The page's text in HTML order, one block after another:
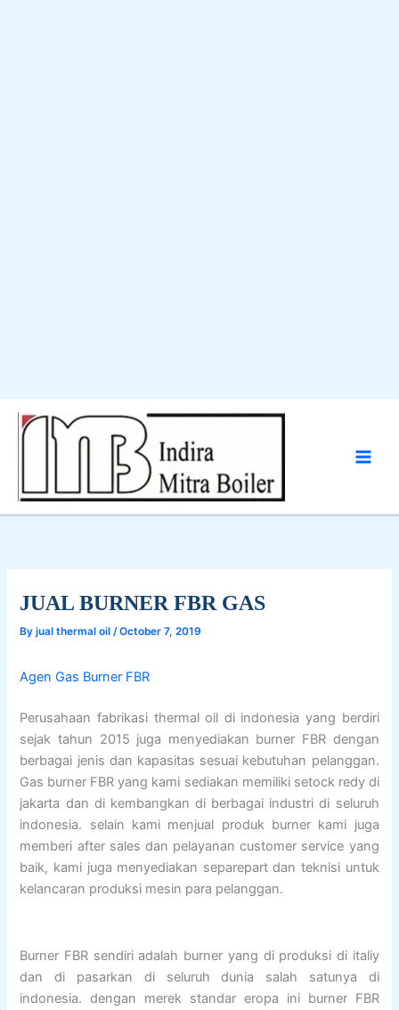
Skip
JUAL BURNER FBR GAS
Byjual thermal oil/October 7, 2019
Agen Gas Burner FBR
Perusahaan fabrikasi thermal oil di indonesia yang berdiri
sejak tahun 2015 juga menyediakan burner FBR dengan
berbagai jenis dan kapasitas sesuai kebutuhan pelanggan.
Gas burner FBR yang kami sediakan memiliki setock redy di
jakarta dan di kembangkan di berbagai industri di seluruh
indonesia. selain kami menjual produk burner kami juga
memberi after sales dan pelayanan customer service yang
baik, kami juga menyediakan separepart dan teknisi untuk
kelancaran produksi mesin para pelanggan.
Burner FBR sendiri adalah burner yang di produksi di italiy
dan di pasarkan di seluruh dunia salah satunya di
indonesia. dengan merek standar eropa ini burner FBR